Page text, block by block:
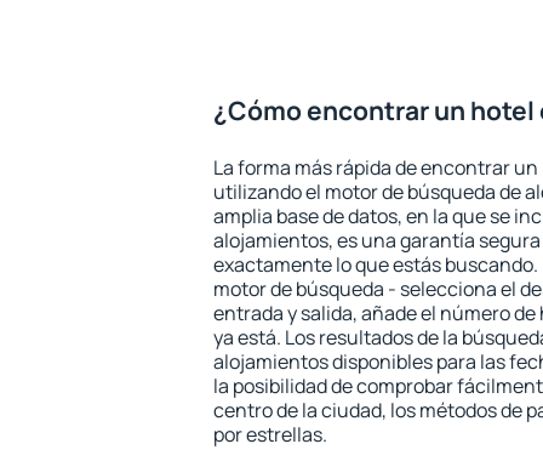
¿Cómo encontrar un hotel
La forma más rápida de encontrar
utilizando el motor de búsqueda de
amplia base de datos, en la que se
alojamientos, es una garantía
exactamente lo que estás buscando.
motor de búsqueda - selecciona el
entrada y salida, añade el número
ya está. Los resultados de la
alojamientos disponibles para las
la posibilidad de comprobar
centro de la ciudad, los métodos de
por estrellas.